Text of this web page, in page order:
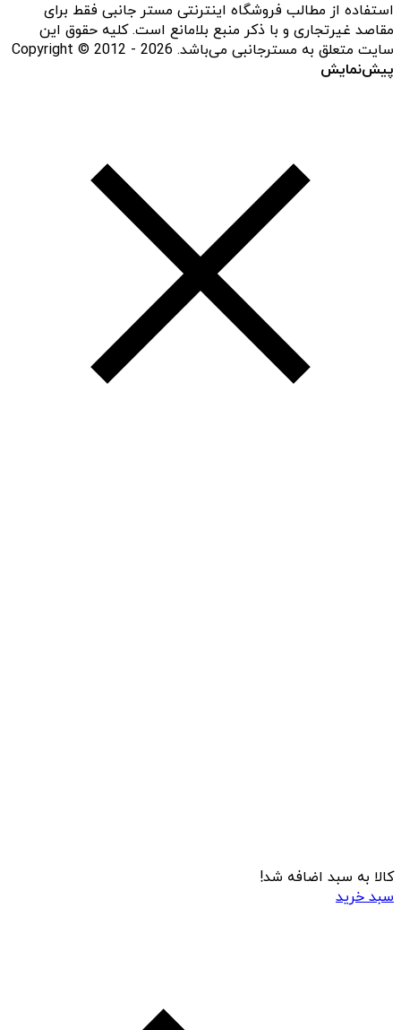
استفاده از مطالب فروشگاه اینترنتی مستر جانبی فقط برای
مقاصد غیرتجاری و با ذکر منبع بلامانع است. کلیه حقوق این
سایت متعلق به مسترجانبی می‌باشد. Copyright © 2012 - 2026
پیش‌نمایش
کالا به سبد اضافه شد!
سبد خرید